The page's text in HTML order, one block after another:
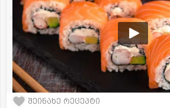
შეინახე რეცეპტი